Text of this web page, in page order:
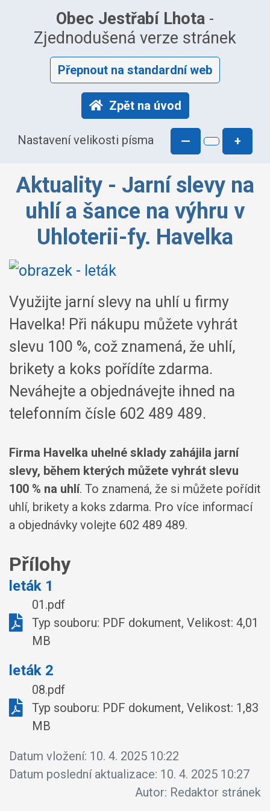
Obec Jestřabí Lhota -
Zjednodušená verze stránek
Přepnout na standardní web
Zpět na úvod
Nastavení velikosti písma — +
Aktuality - Jarní slevy na
uhlí a šance na výhru v
Uhloterii-fy. Havelka
Využijte jarní slevy na uhlí u firmy
Havelka! Při nákupu můžete vyhrát
slevu 100 %, což znamená, že uhlí,
brikety a koks pořídíte zdarma.
Neváhejte a objednávejte ihned na
telefonním čísle 602 489 489.
Firma Havelka uhelné sklady zahájila jarní
slevy, během kterých můžete vyhrát slevu
100 % na uhlí. To znamená, že si můžete pořídit
uhlí, brikety a koks zdarma. Pro více informací
a objednávky volejte 602 489 489.
Přílohy
leták 1
01.pdf
Typ souboru: PDF dokument, Velikost: 4,01
MB
leták 2
08.pdf
Typ souboru: PDF dokument, Velikost: 1,83
MB
Datum vložení: 10. 4. 2025 10:22
Datum poslední aktualizace: 10. 4. 2025 10:27
Autor: Redaktor stránek